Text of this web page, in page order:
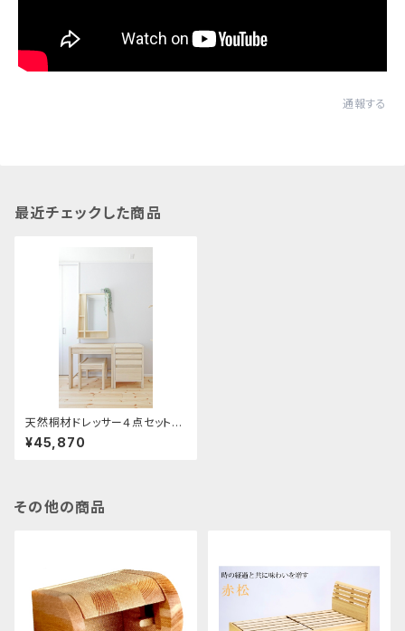
通報する
最近チェックした商品
天然桐材ドレッサー４点セット
②桐ミニデスク(引き出し付)
¥45,870
その他の商品